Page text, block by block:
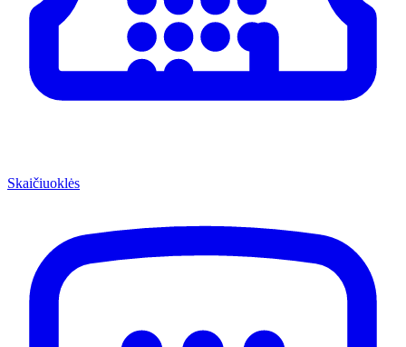
Skaičiuoklės